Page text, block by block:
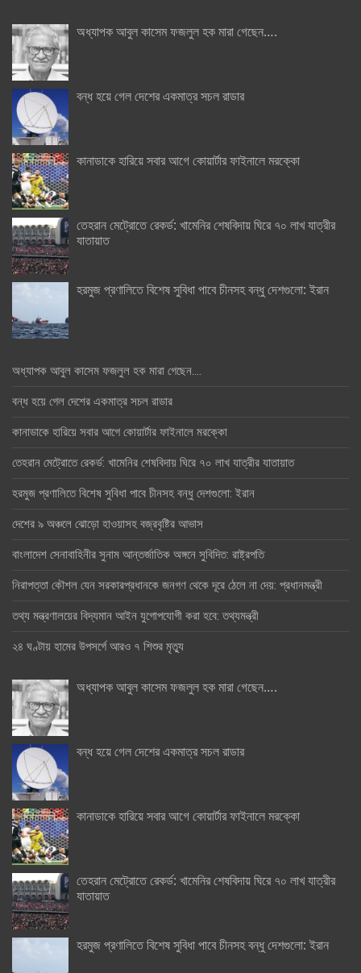
অধ্যাপক আবুল কাসেম ফজলুল হক মারা গেছেন….
বন্ধ হয়ে গেল দেশের একমাত্র সচল রাডার
কানাডাকে হারিয়ে সবার আগে কোয়ার্টার ফাইনালে মরক্কো
তেহরান মেট্রোতে রেকর্ড: খামেনির শেষবিদায় ঘিরে ৭০ লাখ যাত্রীর
যাতায়াত
হরমুজ প্রণালিতে বিশেষ সুবিধা পাবে চীনসহ বন্ধু দেশগুলো: ইরান
অধ্যাপক আবুল কাসেম ফজলুল হক মারা গেছেন….
বন্ধ হয়ে গেল দেশের একমাত্র সচল রাডার
কানাডাকে হারিয়ে সবার আগে কোয়ার্টার ফাইনালে মরক্কো
তেহরান মেট্রোতে রেকর্ড: খামেনির শেষবিদায় ঘিরে ৭০ লাখ যাত্রীর যাতায়াত
হরমুজ প্রণালিতে বিশেষ সুবিধা পাবে চীনসহ বন্ধু দেশগুলো: ইরান
দেশের ৯ অঞ্চলে ঝোড়ো হাওয়াসহ বজ্রবৃষ্টির আভাস
বাংলাদেশ সেনাবাহিনীর সুনাম আন্তর্জাতিক অঙ্গনে সুবিদিত: রাষ্ট্রপতি
নিরাপত্তা কৌশল যেন সরকারপ্রধানকে জনগণ থেকে দূরে ঠেলে না দেয়: প্রধানমন্ত্রী
তথ্য মন্ত্রণালয়ের বিদ্যমান আইন যুগোপযোগী করা হবে: তথ্যমন্ত্রী
২৪ ঘণ্টায় হামের উপসর্গে আরও ৭ শিশুর মৃত্যু
অধ্যাপক আবুল কাসেম ফজলুল হক মারা গেছেন….
বন্ধ হয়ে গেল দেশের একমাত্র সচল রাডার
কানাডাকে হারিয়ে সবার আগে কোয়ার্টার ফাইনালে মরক্কো
তেহরান মেট্রোতে রেকর্ড: খামেনির শেষবিদায় ঘিরে ৭০ লাখ যাত্রীর
যাতায়াত
হরমুজ প্রণালিতে বিশেষ সুবিধা পাবে চীনসহ বন্ধু দেশগুলো: ইরান